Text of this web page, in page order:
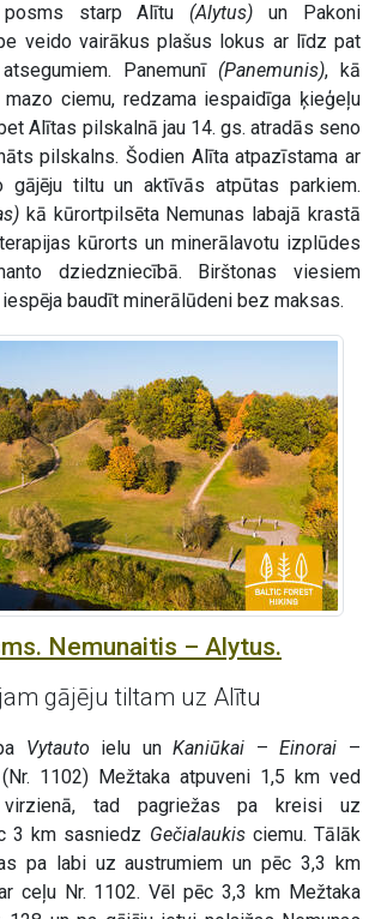
posms starp Alītu (Alytus) un Pakoni
veido vairākus plašus lokus ar līdz pat
Panemunī (Panemunis), kā
ciemu, redzama iespaidīga ķieģeļu
Alītas pilskalnā jau 14. gs. atradās seno
pilskalns. Šodien Alīta atpazīstama ar
gājēju tiltu un aktīvās atpūtas parkiem.
kā kūrortpilsēta Nemunas labajā krastā
kūrorts un minerālavotu izplūdes
dziedzniecībā. Birštonas viesiem
baudīt minerālūdeni bez maksas.
Nemunaitis – Alytus.
gājēju tiltam uz Alītu
Vytauto ielu unKaniūkai –Einorai –
1102) Mežtaka atpuveni 1,5 km ved
virzienā, tad pagriežas pa kreisi uz
3 km sasniedz Gečialaukisciemu. Tālāk
pa labi uz austrumiem un pēc 3,3 km
ceļu Nr. 1102. Vēl pēc 3,3 km Mežtaka